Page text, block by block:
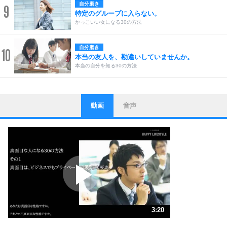
9 自分磨き
特定のグループに入らない。
かっこいい女になる30の方法
10 自分磨き
本当の友人を、勘違いしていませんか。
本当の自分を知る30の方法
1
ストレス対策
他人と比べない。
いっそのこと、他人を見ない。
いらいらしない人になる30の方法
プラス思考
ポジティブになれない原因は、行動しないから。
ポジティブ思考になる30の方法
ストレス対策
人生、なんとかなるもの。
気楽に生きる30の方法
動画 音声
3:20